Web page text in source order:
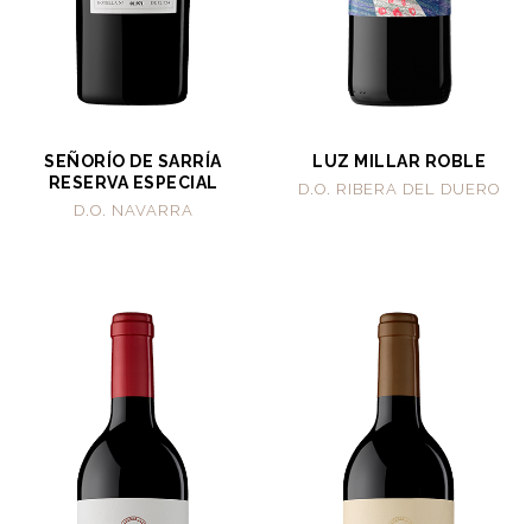
SEÑORÍO DE SARRÍA
RESERVA ESPECIAL
D.O. NAVARRA
LUZ MILLAR ROBLE
D.O. RIBERA DEL DUERO